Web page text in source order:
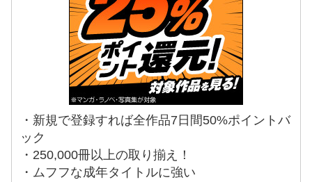
・新規で登録すれば全作品7日間50%ポイントバ
ック
・250,000冊以上の取り揃え！
・ムフフな成年タイトルに強い